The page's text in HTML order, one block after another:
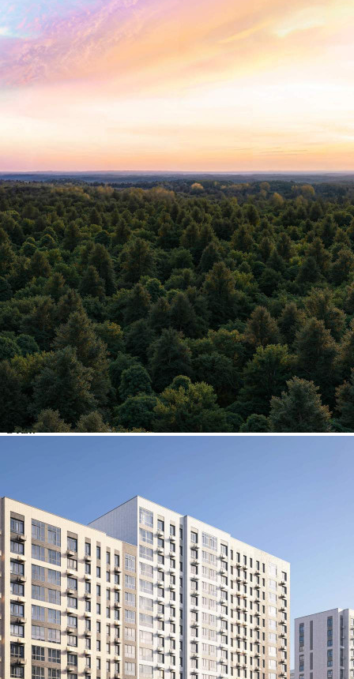
125460 - Г. ХИМКИ,
ИВАКИНО КВАРТАЛ, Д.1
Москва / Московская обл
Навигация
Характеристики
О помещении
Где находится
Контакты
Другие объявления
Характеристики помещения
№ объявления
125460
Дата размещения
06.08.2026
Город
Химки
Адрес
Ивакино квартал, д.1
Расположено
Этаж
Не указано
Назначение
Не указано
Размер площади (м2)
3.4
Цена за помещение
470 900 руб.
О помещении